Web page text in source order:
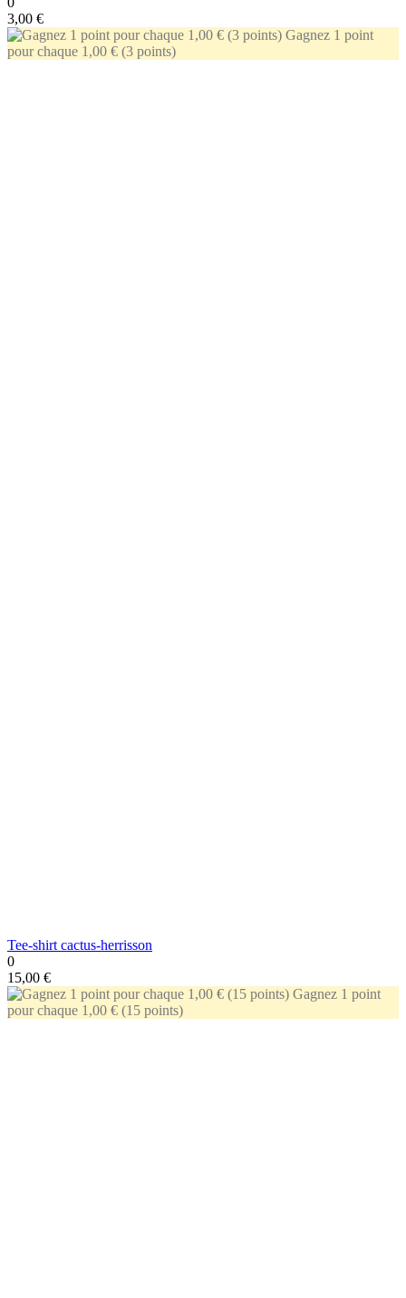
3,00 €
Gagnez 1 point
pour chaque 1,00 € (3 points)
Tee-shirt cactus-herrisson
0
15,00 €
Gagnez 1 point
pour chaque 1,00 € (15 points)